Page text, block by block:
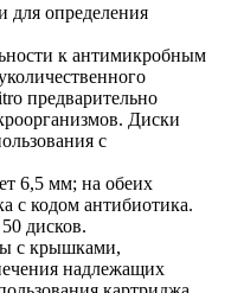
для определения
к антимикробным
предварительно
Диски
с
6,5 мм; на обеих
с кодом антибиотика.
дисков.
с крышками,
надлежащих